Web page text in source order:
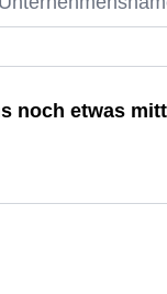
noch etwas